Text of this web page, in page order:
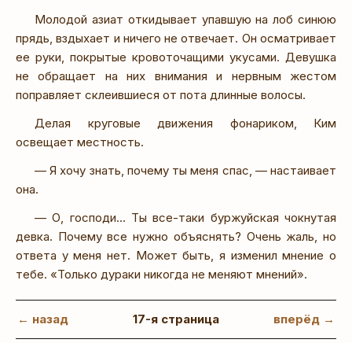
Молодой азиат откидывает упавшую на лоб синюю
прядь, вздыхает и ничего не отвечает. Он осматривает
ее руки, покрытые кровоточащими укусами. Девушка
не обращает на них внимания и нервным жестом
поправляет склеившиеся от пота длинные волосы.
Делая круговые движения фонариком, Ким
освещает местность.
— Я хочу знать, почему ты меня спас, — настаивает
она.
— О, господи… Ты все-таки буржуйская чокнутая
девка. Почему все нужно объяснять? Очень жаль, но
ответа у меня нет. Может быть, я изменил мнение о
тебе. «Только дураки никогда не меняют мнений».
← назад 17-я страница вперёд →